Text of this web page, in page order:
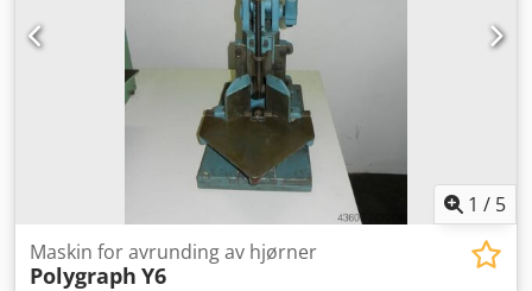
1 / 5
Maskin for avrunding av hjørner
Polygraph Y6